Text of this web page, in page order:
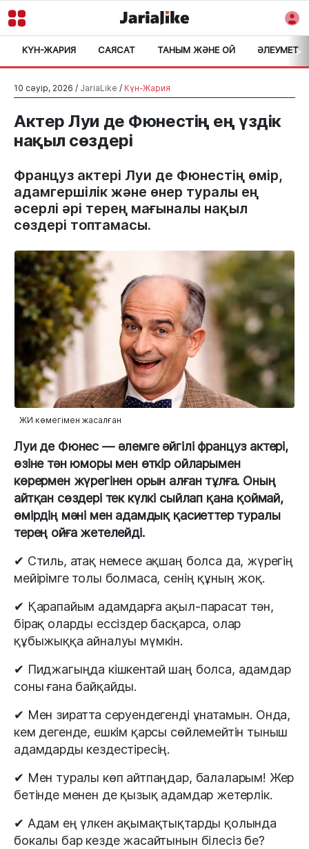
КҮН-ЖАРИЯ САЯСАТ ТАНЫМ ЖӘНЕ ОЙ ӘЛЕУМЕТ>
10 сәуір, 2026 / JariaLike / Күн-Жария
Актер Луи де Фюнестің ең үздік
нақыл сөздері
Француз актері Луи де Фюнестің өмір,
адамгершілік және өнер туралы ең
әсерлі әрі терең мағыналы нақыл
сөздері топтамасы.
ЖИ көмегімен жасалған
Луи де Фюнес — әлемге әйгілі француз актері,
өзіне тән юморы мен өткір ойларымен
көрермен жүрегінен орын алған тұлға. Оның
айтқан сөздері тек күлкі сыйлап қана қоймай,
өмірдің мәні мен адамдық қасиеттер туралы
терең ойға жетелейді.
✔ Стиль, атақ немесе ақшаң болса да, жүрегің
мейірімге толы болмаса, сенің құның жоқ.
✔ Қарапайым адамдарға ақыл-парасат тән,
бірақ оларды ессіздер басқарса, олар
құбыжыққа айналуы мүмкін.
✔ Пиджагыңда кішкентай шаң болса, адамдар
соны ғана байқайды.
✔ Мен зиратта серуендегенді ұнатамын. Онда,
кем дегенде, ешкім қарсы сөйлемейтін тыныш
адамдарды кездестіресің.
✔ Мен туралы көп айтпаңдар, балаларым! Жер
бетінде менен де қызық адамдар жетерлік.
✔ Адам ең үлкен ақымақтықтарды қолында
бокалы бар кезде жасайтынын білесіз бе?